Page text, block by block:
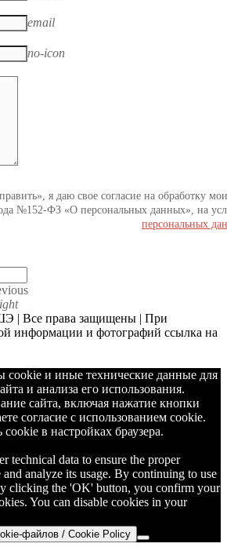
email
no-icon
я даю свое согласие на обработку
№152-ФЗ «О персональных данных», на
персональных
| Все права защищены | При
информации и фотографий ссылка на
и иные технические данные для
и анализа его использования.
сайта, включая нажатие кнопки
согласие с использованием cookie.
в настройках браузера.
technical data to ensure the proper
analyze its usage. By continuing to use
clicking the 'OK' button, you confirm your
You can disable cookies in your
файлов / Cookie Policy